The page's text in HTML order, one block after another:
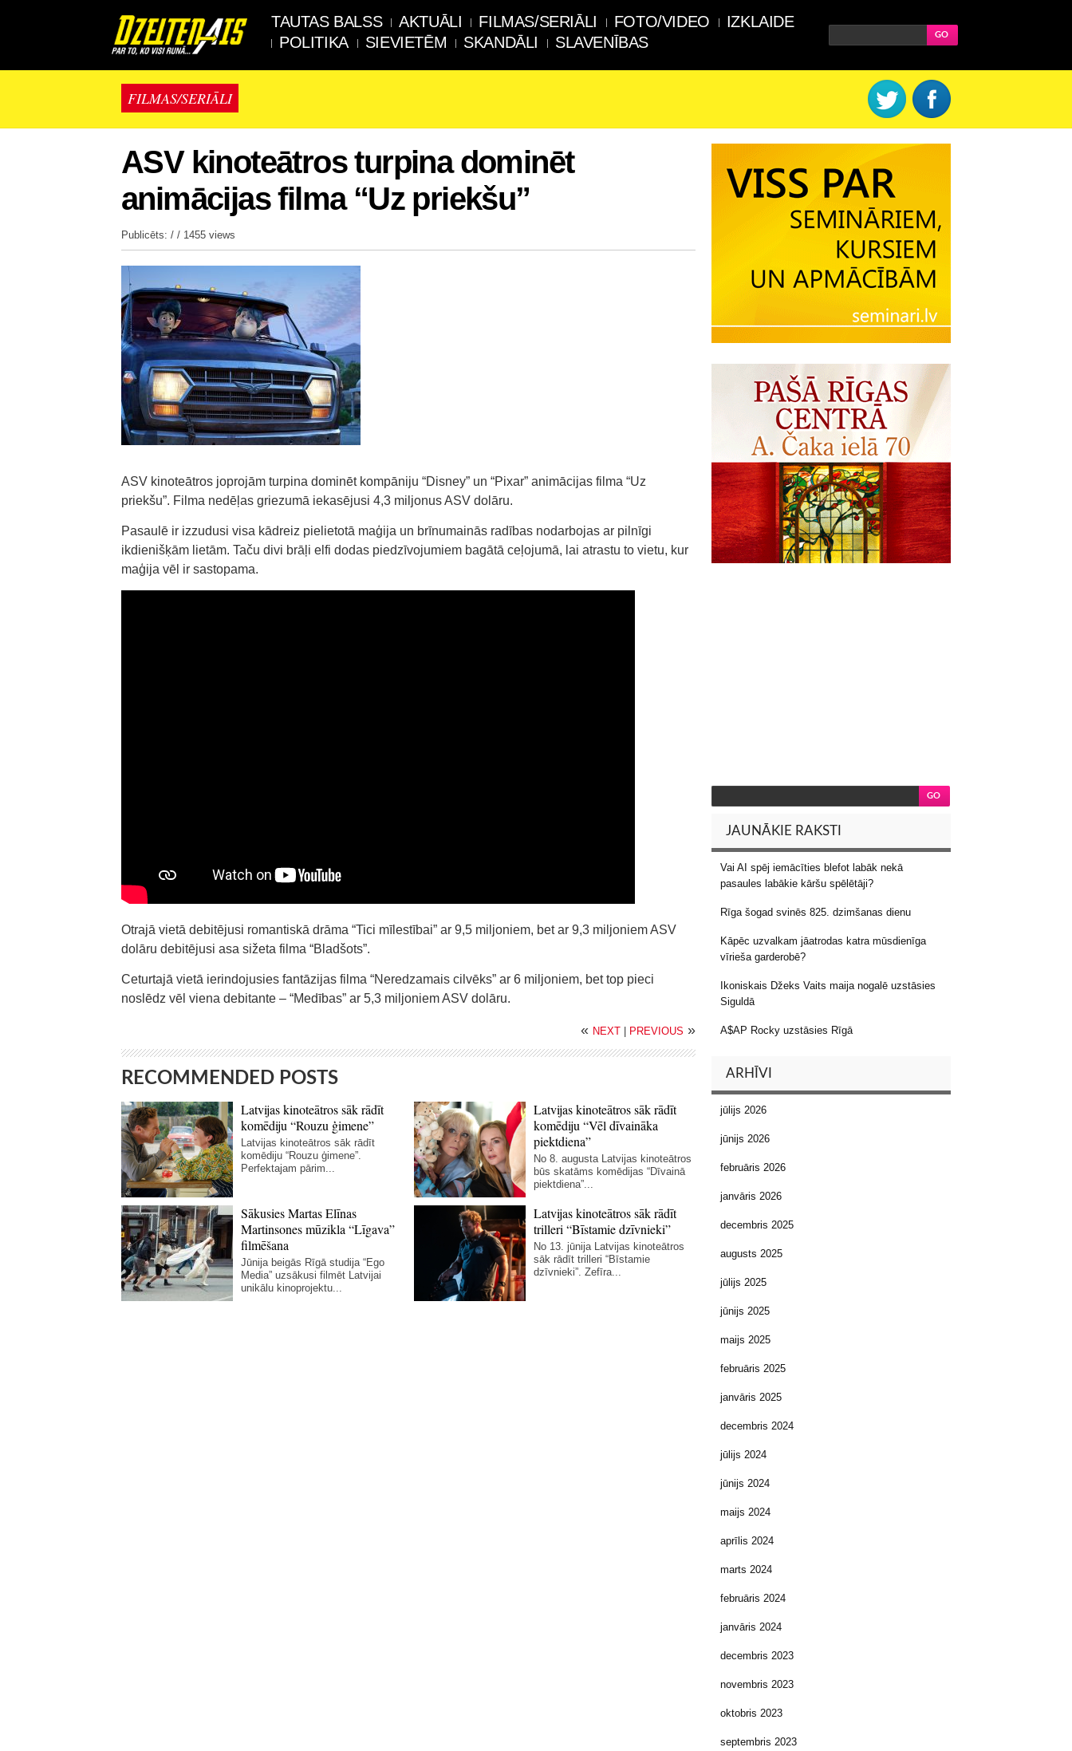
TAUTAS BALSS AKTUĀLI FILMAS/SERIĀLI FOTO/VIDEO
IZKLAIDE
POLITIKA
SIEVIETĒM SKANDĀLI SLAVENĪBAS
FILMAS/SERIĀLI
ASV kinoteātros turpina dominēt
animācijas filma “Uz priekšu”
Publicēts: / / 1455 views
ASV kinoteātros joprojām turpina dominēt kompāniju “Disney” un “Pixar” animācijas filma “Uz
priekšu”. Filma nedēļas griezumā iekasējusi 4,3 miljonus ASV dolāru.
Pasaulē ir izzudusi visa kādreiz pielietotā maģija un brīnumainās radības nodarbojas ar pilnīgi
ikdienišķām lietām. Taču divi brāļi elfi dodas piedzīvojumiem bagātā ceļojumā, lai atrastu to vietu, kur
maģija vēl ir sastopama.
Otrajā vietā debitējusi romantiskā drāma “Tici mīlestībai” ar 9,5 miljoniem, bet ar 9,3 miljoniem ASV
dolāru debitējusi asa sižeta filma “Bladšots”.
Ceturtajā vietā ierindojusies fantāzijas filma “Neredzamais cilvēks” ar 6 miljoniem, bet top pieci
noslēdz vēl viena debitante – “Medības” ar 5,3 miljoniem ASV dolāru.
« NEXT PREVIOUS »
RECOMMENDED POSTS
Latvijas kinoteātros sāk rādīt
komēdiju “Rouzu ģimene”
Latvijas kinoteātros sāk rādīt
komēdiju “Rouzu ģimene”.
Perfektajam pārim...
Latvijas kinoteātros sāk rādīt
komēdiju “Vēl dīvaināka
piektdiena”
No 8. augusta Latvijas kinoteātros
būs skatāms komēdijas “Dīvainā
piektdiena”...
Sākusies Martas Elīnas
Martinsones mūzikla “Līgava”
filmēšana
Jūnija beigās Rīgā studija “Ego
Media” uzsākusi filmēt Latvijai
unikālu kinoprojektu...
Latvijas kinoteātros sāk rādīt
trilleri “Bīstamie dzīvnieki”
No 13. jūnija Latvijas kinoteātros
sāk rādīt trilleri “Bīstamie
dzīvnieki”. Zefīra...
JAUNĀKIE RAKSTI
Vai AI spēj iemācīties blefot labāk nekā
pasaules labākie kāršu spēlētāji?
Rīga šogad svinēs 825. dzimšanas dienu
Kāpēc uzvalkam jāatrodas katra mūsdienīga
vīrieša garderobē?
Ikoniskais Džeks Vaits maija nogalē uzstāsies
Siguldā
A$AP Rocky uzstāsies Rīgā
ARHĪVI
jūlijs 2026
jūnijs 2026
februāris 2026
janvāris 2026
decembris 2025
augusts 2025
jūlijs 2025
jūnijs 2025
maijs 2025
februāris 2025
janvāris 2025
decembris 2024
jūlijs 2024
jūnijs 2024
maijs 2024
aprīlis 2024
marts 2024
februāris 2024
janvāris 2024
decembris 2023
novembris 2023
oktobris 2023
septembris 2023